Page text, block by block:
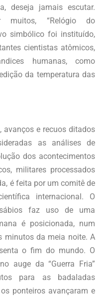
deseja jamais escutar.
muitos, “Relógio do
simbólico foi instituído,
cientistas atômicos,
humanas, como
da temperatura das
avanços e recuos ditados
as análises de
dos acontecimentos
militares processados
é feita por um comitê de
internacional. O
faz uso de uma
é posicionada, num
minutos da meia noite. A
o fim do mundo. O
auge da “Guerra Fria”
para as badaladas
ponteiros avançaram e